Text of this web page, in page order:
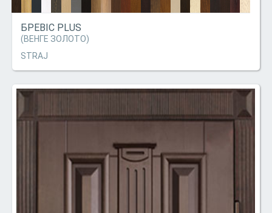
БРЕВІС PLUS
(ВЕНГЕ ЗОЛОТО)
STRAJ